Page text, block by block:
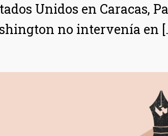
Unidos en Caracas,
no intervenía en